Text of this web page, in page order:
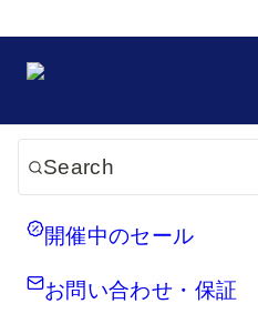
Search
開催中のセール
お問い合わせ・保証